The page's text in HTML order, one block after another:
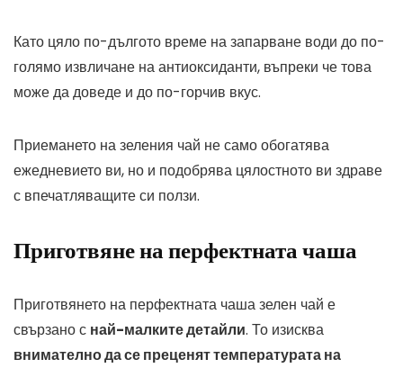
Като цяло по-дългото време на запарване води до по-
голямо извличане на антиоксиданти, въпреки че това
може да доведе и до по-горчив вкус.
Приемането на зеления чай не само обогатява
ежедневието ви, но и подобрява цялостното ви здраве
с впечатляващите си ползи.
Приготвяне на перфектната чаша
Приготвянето на перфектната чаша зелен чай е
свързано с най-малките детайли. То изисква
внимателно да се преценят температурата на